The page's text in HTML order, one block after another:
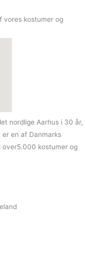
vores kostumer og
nordlige Aarhus i 30 år,
en af Danmarks
over5.000 kostumer og